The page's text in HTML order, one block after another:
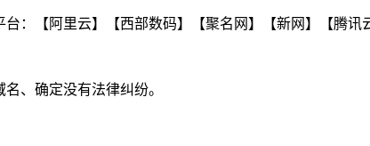
：【阿里云】【西部数码】【聚名网】【新网】【腾讯
、确定没有法律纠纷。